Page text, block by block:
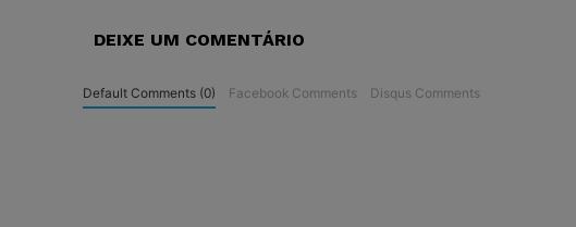
DEIXE UM COMENTÁRIO
Default Comments (0) Facebook Comments Disqus Comments